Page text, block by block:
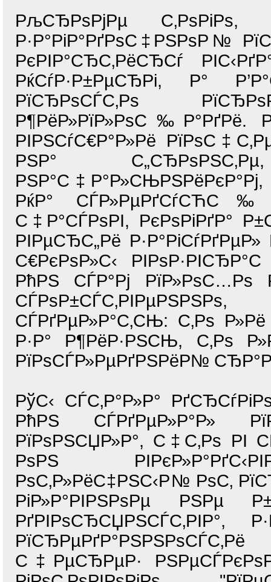
РљСЂРѕРјРµ
Р·Р°РіР°РґРѕС‡РЅРѕР№
РєРІР°СЂС‚РёСЂСѓ
РќСѓР·Р±РµСЂРі, Р°
РїСЂРѕСЃС‚Рѕ
Р¶РёР»РїР»РѕС‰Р°РґРё.
РІРЅСѓС€Р°Р»Рё
РЅР°
РќР°
С‡Р°СЃРѕРІ, РєРѕРіРґР°
РІРµСЂС„Рё
С€РєРѕР»С‹
РћРЅ СЃР°Рј РїР»РѕС…Рѕ
СЃРґРµР»Р°С‚СЊ: С‚Рѕ
Р·Р° Р¶РёР·РЅСЊ, С‚Рѕ
РїРѕСЃР»РµРґРЅРёР№
РўС‹ СЃС‚Р°Р»Р°
РћРЅ СЃРґРµР»Р°Р»
РїРѕРЅСЏР»Р°, С‡С‚Рѕ РІ
РѕРЅ
РѕС‚Р»РёС‡РЅС‹Р№ РѕС‚
РіР»Р°РІРЅРѕРµ РЅРµ
С‡РµСЂРµР·